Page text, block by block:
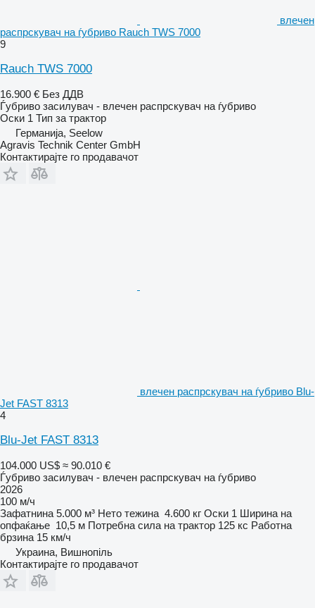
влечен
распрскувач на ѓубриво Rauch TWS 7000
9
Rauch TWS 7000
16.900 € Без ДДВ
Ѓубриво засилувач - влечен распрскувач на ѓубриво
Оски 1 Тип за трактор
Германија, Seelow
Agravis Technik Center GmbH
Контактирајте го продавачот
влечен распрскувач на ѓубриво Blu-
Jet FAST 8313
4
Blu-Jet FAST 8313
104.000 US$ ≈ 90.010 €
Ѓубриво засилувач - влечен распрскувач на ѓубриво
2026
100 м/ч
Зафатнина 5.000 м³ Нето тежина 4.600 кг Оски 1 Ширина на
опфаќање 10,5 м Потребна сила на трактор 125 кс Работна
брзина 15 км/ч
Украина, Вишнопіль
Контактирајте го продавачот